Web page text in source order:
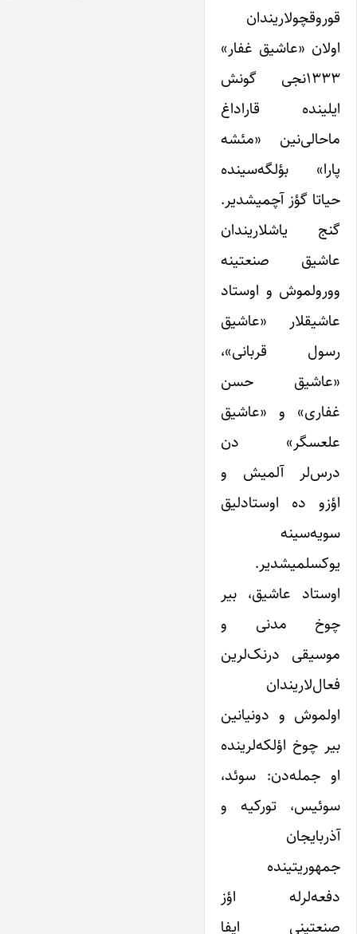
قوروقچولاریندان
اولان «عاشیق غفار»
۱۳۳۳نجی گونش
ایلینده قاراداغ
ماحالی‌نین «مئشه
پارا» بؤلگه‌سینده
حیاتا گؤز آچمیشدیر.
گنج یاشلاریندان
عاشیق صنعتینه
وورولموش و اوستاد
عاشیقلار «عاشیق
رسول قربانی»،
«عاشیق حسن
غفاری» و «عاشیق
علعسگر» دن
درس‌لر آلمیش و
اؤزو ده اوستادلیق
سویه‌سینه
یوکسلمیشدیر.
اوستاد عاشیق، بیر
چوخ مدنی و
موسیقی درنک‌لرین
فعال‌لاریندان
اولموش و دونیانین
بیر چوخ اؤلکه‌لرینده
او جمله‌دن: سوئد،
سوئیس، تورکیه و
آذربایجان
جمهوریتینده
دفعه‌لرله اؤز
صنعتینی ایفا